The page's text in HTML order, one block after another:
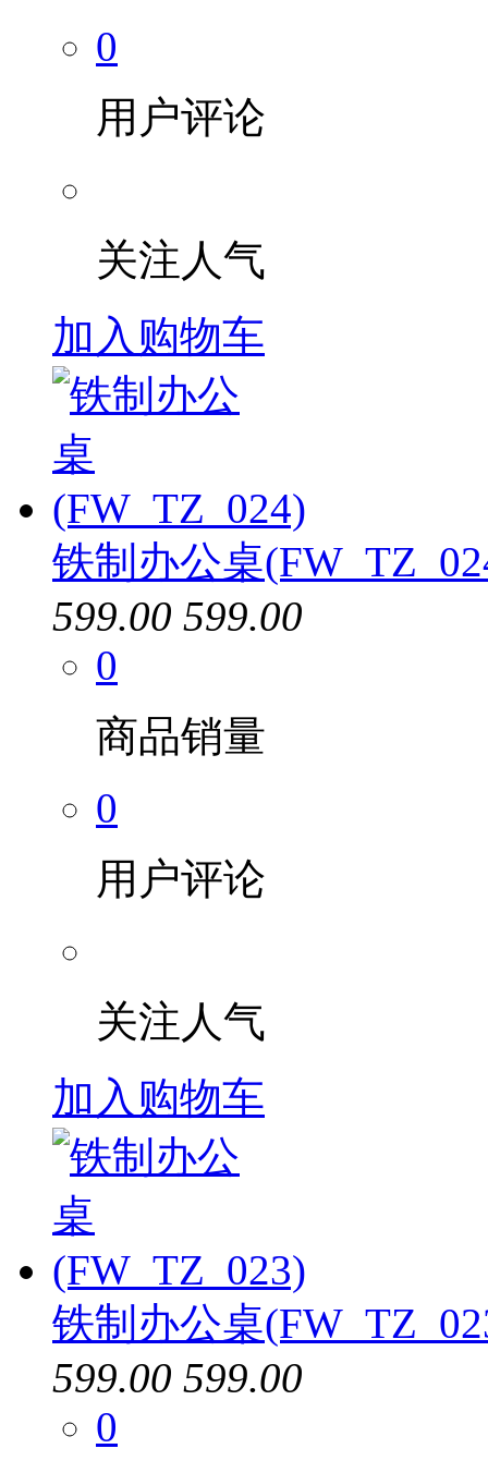
0
用户评论
关注人气
加入购物车
铁制办公桌
599.00 599.00
0
商品销量
0
用户评论
关注人气
加入购物车
铁制办公桌
599.00 599.00
0